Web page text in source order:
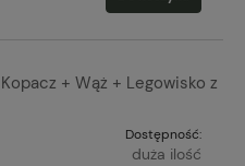
+ Wąż + Legowisko z
Dostępność:
duża ilość